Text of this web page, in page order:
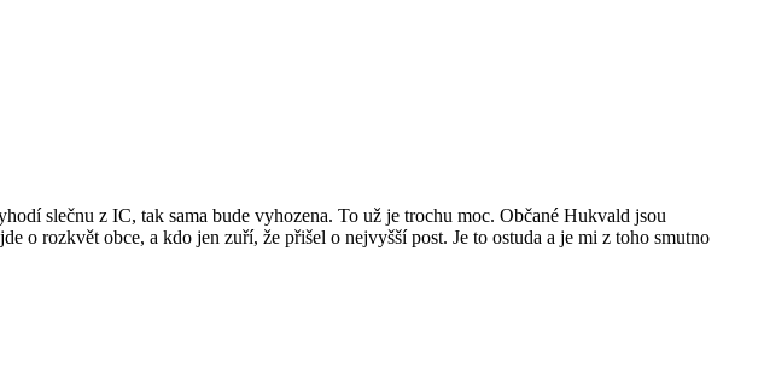
slečnu z IC, tak sama bude vyhozena. To už je trochu moc. Občané Hukvald jsou
o rozkvět obce, a kdo jen zuří, že přišel o nejvyšší post. Je to ostuda a je mi z toho smutno